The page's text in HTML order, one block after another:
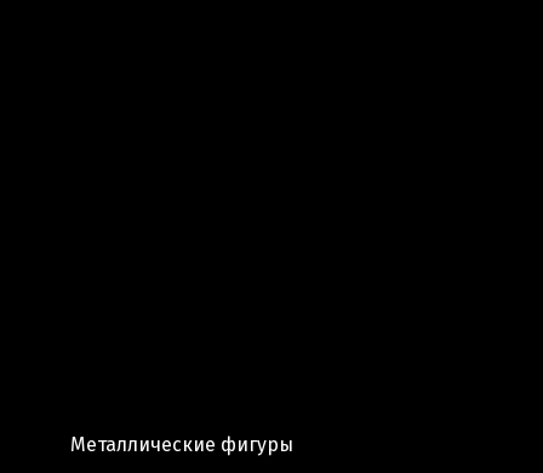
Металлические фигуры